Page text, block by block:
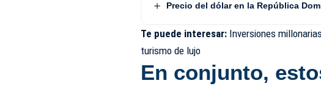
Precio del dólar en la República
Te puede interesar: Inversiones
turismo de lujo
En conjunto,